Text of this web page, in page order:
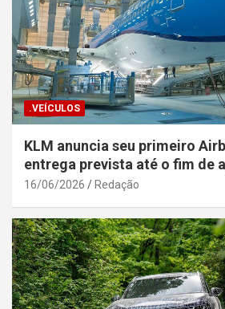
.VEÍCULOS
KLM anuncia seu primeiro
entrega prevista até o fim de
16/06/2026 Redação